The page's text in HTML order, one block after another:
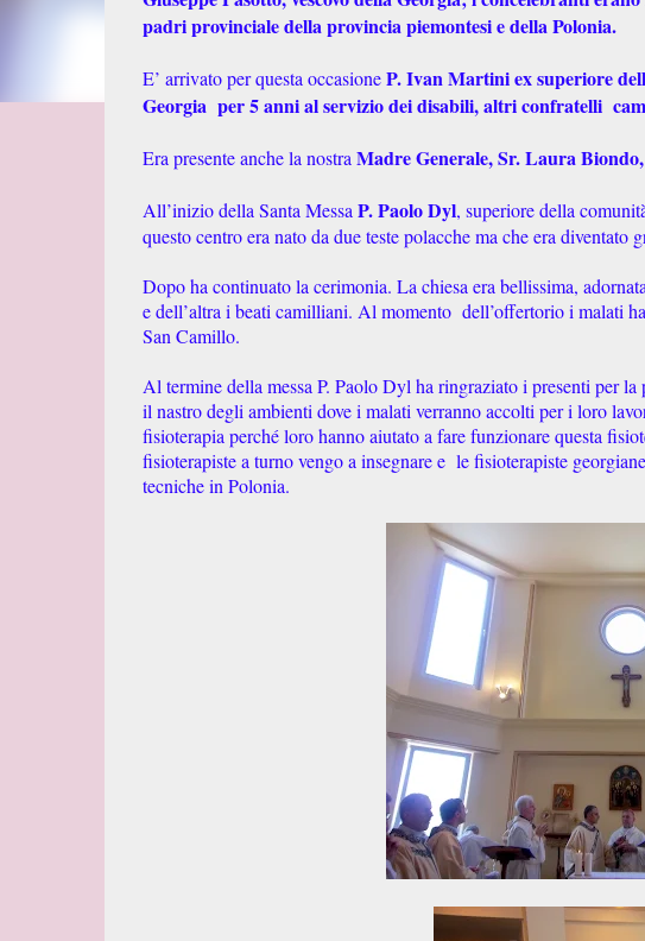
padri provinciale della provincia piemontesi e della Polonia.
E’ arrivato per questa occasioneP. Ivan Martini ex superiore
Georgia per 5 anni al servizio dei disabili, altri confratelli
Era presente anche la nostra Madre Generale, Sr. Laura Biondo,
All’inizio della Santa Messa P. Paolo Dyl, superiore della
questo centro era nato da due teste polacche ma che era
Dopo ha continuato la cerimonia. La chiesa era bellissima,
e dell’altra i beati camilliani. Al momento dell’offertorio i malati
San Camillo.
Al termine della messa P. Paolo Dyl ha ringraziato i presenti per
il nastro degli ambienti dove i malati verranno accolti per i loro
fisioterapia perché loro hanno aiutato a fare funzionare questa
fisioterapiste a turno vengo a insegnare e le fisioterapiste geo
tecniche in Polonia.